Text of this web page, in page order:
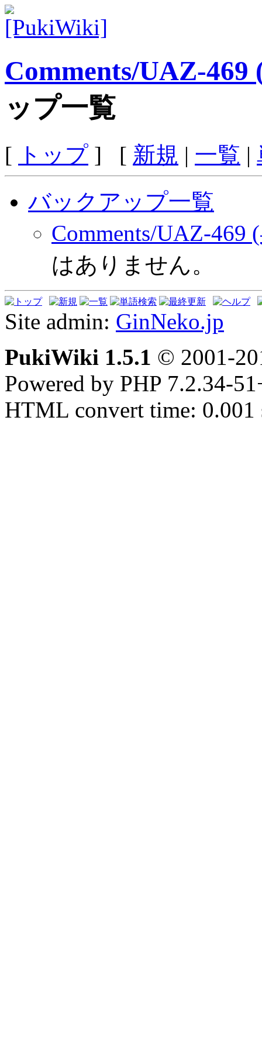
Comments/UAZ-469
ップ一覧
[ トップ ] [ 新規 | 一覧 |
バックアップ一覧
Comments/UAZ-469
はありません。
Site admin: GinNeko.jp
PukiWiki 1.5.1 © 2001-
Powered by PHP 7.2.34-
HTML convert time: 0.001